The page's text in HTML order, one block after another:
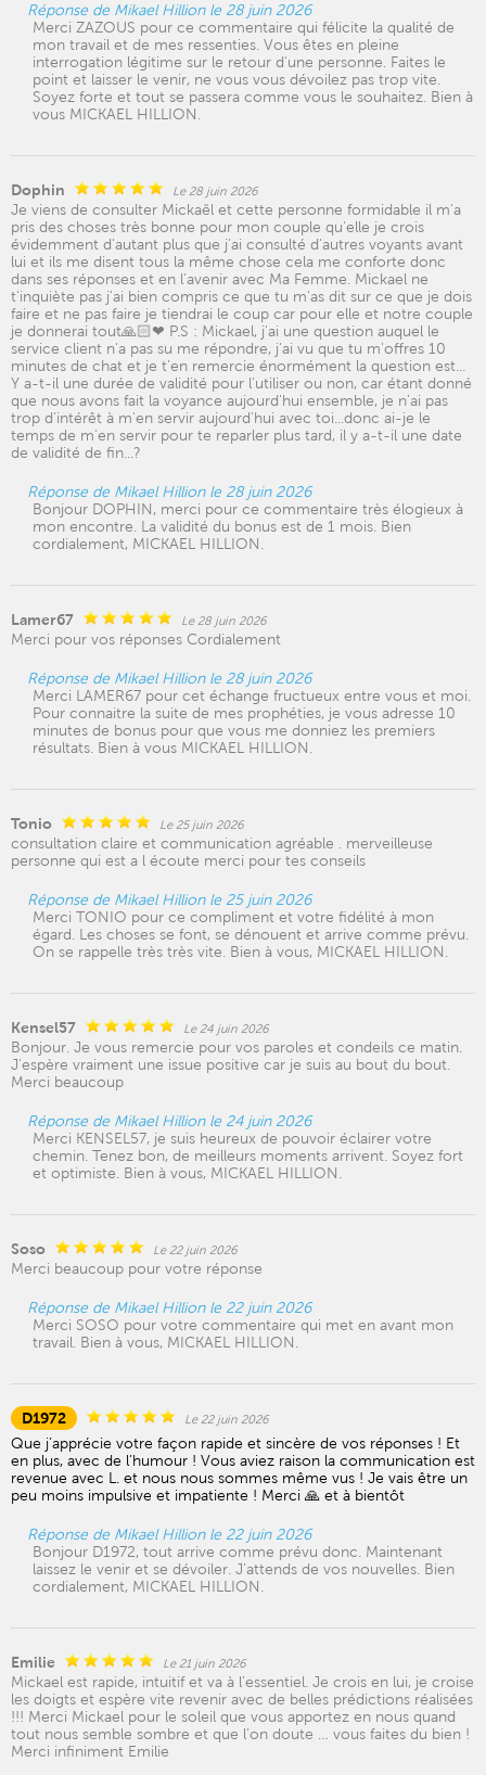
Réponse de Mikael Hillion le 28 juin 2026
Merci ZAZOUS pour ce commentaire qui félicite la qualité de
mon travail et de mes ressenties. Vous êtes en pleine
interrogation légitime sur le retour d'une personne. Faites le
point et laisser le venir, ne vous vous dévoilez pas trop vite.
Soyez forte et tout se passera comme vous le souhaitez. Bien à
vous MICKAEL HILLION.
Dophin Le 28 juin 2026
Je viens de consulter Mickaël et cette personne formidable il m'a
pris des choses très bonne pour mon couple qu'elle je crois
évidemment d'autant plus que j'ai consulté d'autres voyants avant
lui et ils me disent tous la même chose cela me conforte donc
dans ses réponses et en l'avenir avec Ma Femme. Mickael ne
t'inquiète pas j'ai bien compris ce que tu m'as dit sur ce que je dois
faire et ne pas faire je tiendrai le coup car pour elle et notre couple
je donnerai tout🙏🏻❤ P.S : Mickael, j'ai une question auquel le
service client n'a pas su me répondre, j'ai vu que tu m'offres 10
minutes de chat et je t'en remercie énormément la question est...
Y a-t-il une durée de validité pour l'utiliser ou non, car étant donné
que nous avons fait la voyance aujourd'hui ensemble, je n'ai pas
trop d'intérêt à m'en servir aujourd'hui avec toi...donc ai-je le
temps de m'en servir pour te reparler plus tard, il y a-t-il une date
de validité de fin...?
Réponse de Mikael Hillion le 28 juin 2026
Bonjour DOPHIN, merci pour ce commentaire très élogieux à
mon encontre. La validité du bonus est de 1 mois. Bien
cordialement, MICKAEL HILLION.
Lamer67 Le 28 juin 2026
Merci pour vos réponses Cordialement
Réponse de Mikael Hillion le 28 juin 2026
Merci LAMER67 pour cet échange fructueux entre vous et moi.
Pour connaitre la suite de mes prophéties, je vous adresse 10
minutes de bonus pour que vous me donniez les premiers
résultats. Bien à vous MICKAEL HILLION.
Tonio Le 25 juin 2026
consultation claire et communication agréable . merveilleuse
personne qui est a l écoute merci pour tes conseils
Réponse de Mikael Hillion le 25 juin 2026
Merci TONIO pour ce compliment et votre fidélité à mon
égard. Les choses se font, se dénouent et arrive comme prévu.
On se rappelle très très vite. Bien à vous, MICKAEL HILLION.
Kensel57 Le 24 juin 2026
Bonjour. Je vous remercie pour vos paroles et condeils ce matin.
J'espère vraiment une issue positive car je suis au bout du bout.
Merci beaucoup
Réponse de Mikael Hillion le 24 juin 2026
Merci KENSEL57, je suis heureux de pouvoir éclairer votre
chemin. Tenez bon, de meilleurs moments arrivent. Soyez fort
et optimiste. Bien à vous, MICKAEL HILLION.
Soso Le 22 juin 2026
Merci beaucoup pour votre réponse
Réponse de Mikael Hillion le 22 juin 2026
Merci SOSO pour votre commentaire qui met en avant mon
travail. Bien à vous, MICKAEL HILLION.
D1972 Le 22 juin 2026
Que j’apprécie votre façon rapide et sincère de vos réponses ! Et
en plus, avec de l’humour ! Vous aviez raison la communication est
revenue avec L. et nous nous sommes même vus ! Je vais être un
peu moins impulsive et impatiente ! Merci 🙏 et à bientôt
Réponse de Mikael Hillion le 22 juin 2026
Bonjour D1972, tout arrive comme prévu donc. Maintenant
laissez le venir et se dévoiler. J'attends de vos nouvelles. Bien
cordialement, MICKAEL HILLION.
Emilie Le 21 juin 2026
Mickael est rapide, intuitif et va à l’essentiel. Je crois en lui, je croise
les doigts et espère vite revenir avec de belles prédictions réalisées
!!! Merci Mickael pour le soleil que vous apportez en nous quand
tout nous semble sombre et que l’on doute … vous faites du bien !
Merci infiniment Emilie